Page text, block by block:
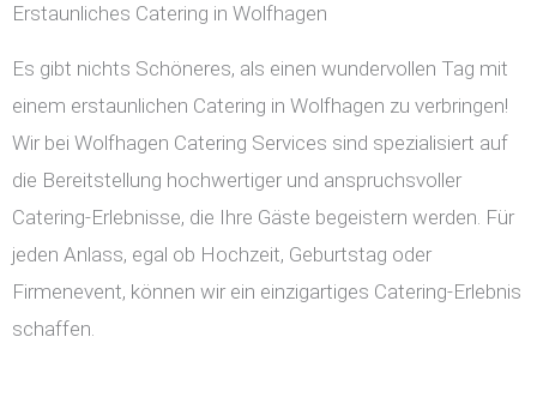
Erstaunliches Catering in Wolfhagen
Es gibt nichts Schöneres, als einen wundervollen Tag mit
einem erstaunlichen Catering in Wolfhagen zu verbringen!
Wir bei Wolfhagen Catering Services sind spezialisiert auf
die Bereitstellung hochwertiger und anspruchsvoller
Catering-Erlebnisse, die Ihre Gäste begeistern werden. Für
jeden Anlass, egal ob Hochzeit, Geburtstag oder
Firmenevent, können wir ein einzigartiges Catering-Erlebnis
schaffen.